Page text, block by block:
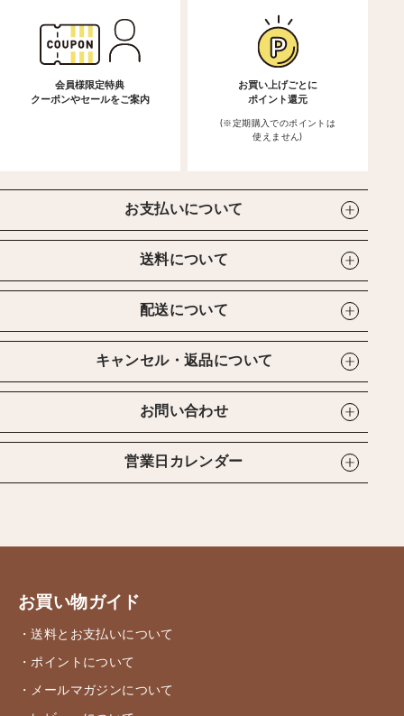
会員様限定特典
クーポンやセールをご案内
お買い上げごとに
ポイント還元
(※定期購入でのポイントは
使えません)
お支払いについて
送料について
配送について
キャンセル・返品について
お問い合わせ
営業日カレンダー
お買い物ガイド
・送料とお支払いについて
・ポイントについて
・メールマガジンについて